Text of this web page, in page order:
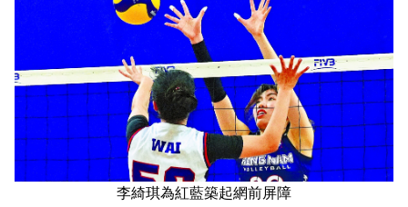
李綺琪為紅藍築起網前屏障